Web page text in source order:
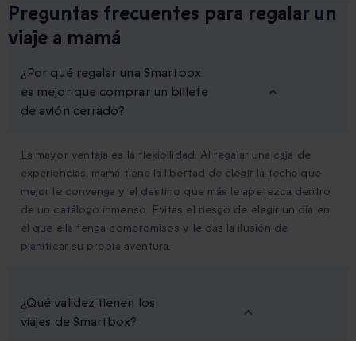
Preguntas frecuentes para regalar un
viaje a mamá
¿Por qué regalar una Smartbox
es mejor que comprar un billete
de avión cerrado?
La mayor ventaja es la flexibilidad. Al regalar una caja de
experiencias, mamá tiene la libertad de elegir la fecha que
mejor le convenga y el destino que más le apetezca dentro
de un catálogo inmenso. Evitas el riesgo de elegir un día en
el que ella tenga compromisos y le das la ilusión de
planificar su propia aventura.
¿Qué validez tienen los
viajes de Smartbox?